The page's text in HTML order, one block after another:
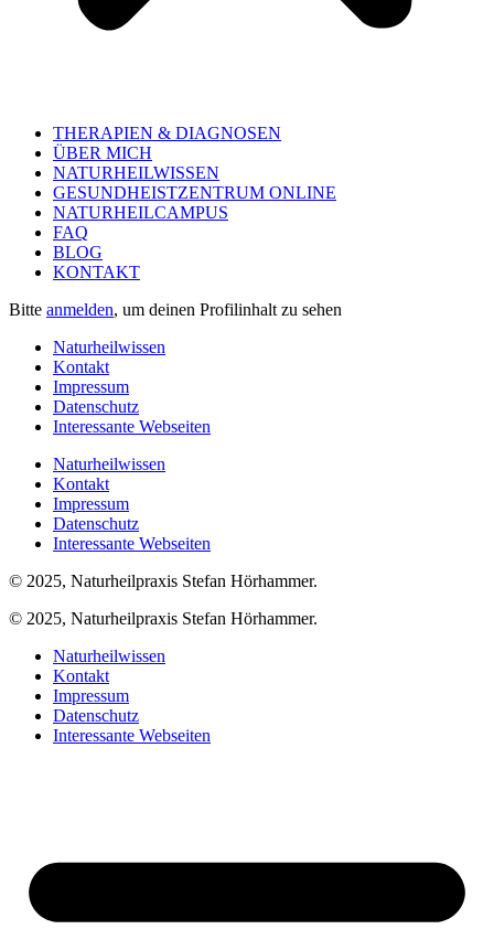
THERAPIEN & DIAGNOSEN
ÜBER MICH
NATURHEILWISSEN
GESUNDHEISTZENTRUM ONLINE
NATURHEILCAMPUS
FAQ
BLOG
KONTAKT
Bitte anmelden, um deinen Profilinhalt zu sehen
Naturheilwissen
Kontakt
Impressum
Datenschutz
Interessante Webseiten
Naturheilwissen
Kontakt
Impressum
Datenschutz
Interessante Webseiten
© 2025, Naturheilpraxis Stefan Hörhammer.
© 2025, Naturheilpraxis Stefan Hörhammer.
Naturheilwissen
Kontakt
Impressum
Datenschutz
Interessante Webseiten